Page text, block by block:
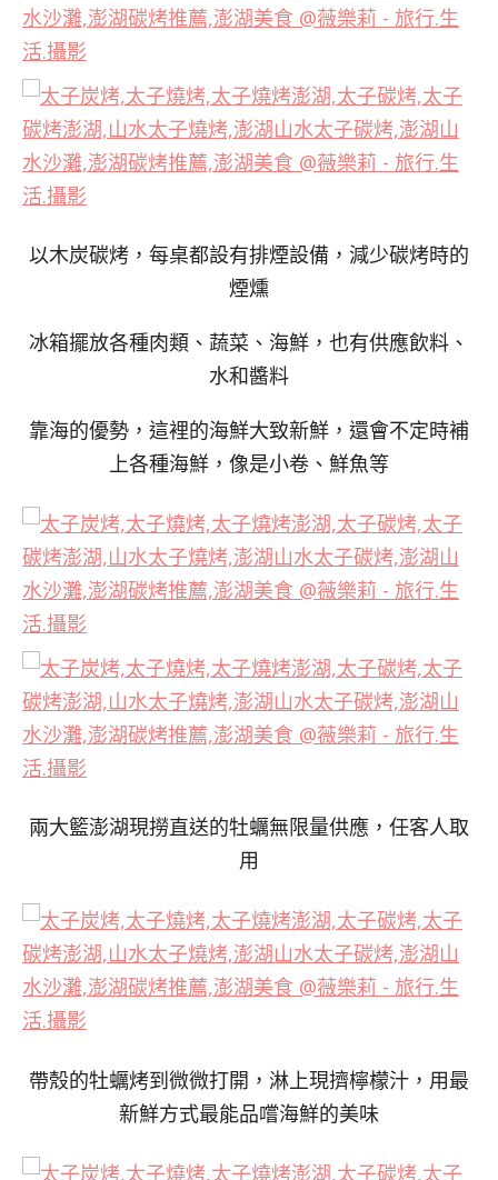
以木炭碳烤，每桌都設有排煙設備，減少碳烤時的
煙燻
冰箱擺放各種肉類、蔬菜、海鮮，也有供應飲料、
水和醬料
靠海的優勢，這裡的海鮮大致新鮮，還會不定時補
上各種海鮮，像是小卷、鮮魚等
兩大籃澎湖現撈直送的牡蠣無限量供應，任客人取
用
帶殼的牡蠣烤到微微打開，淋上現擠檸檬汁，用最
新鮮方式最能品嚐海鮮的美味